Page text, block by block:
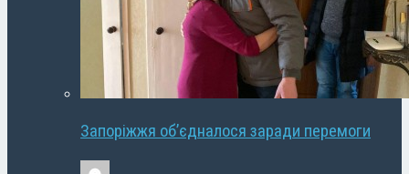
Запоріжжя об’єдналося заради перемоги